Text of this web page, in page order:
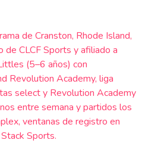
de Cranston, Rhode Island,
CLCF Sports y afiliado a
(5–6 años) con
Revolution Academy, liga
select y Revolution Academy
entre semana y partidos los
ventanas de registro en
Sports.